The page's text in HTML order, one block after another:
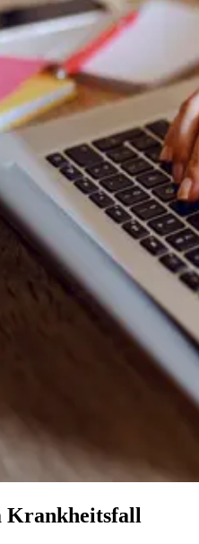
Krankheitsfall